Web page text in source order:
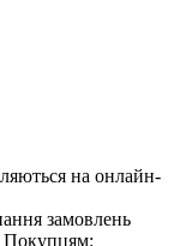
на онлайн-
замовлень
Покупцям: